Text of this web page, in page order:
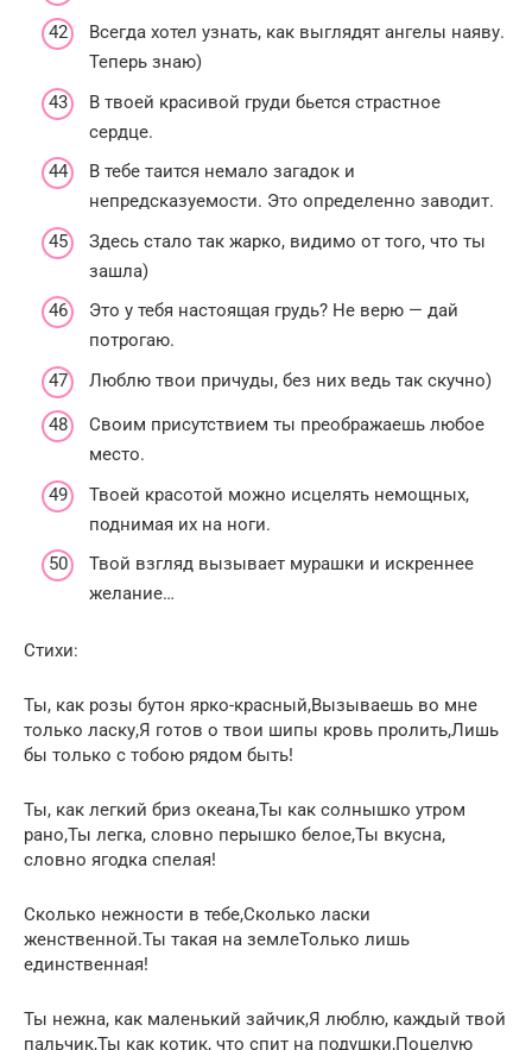
Всегда хотел узнать, как выглядят ангелы наяву.
Теперь знаю)
В твоей красивой груди бьется страстное
сердце.
В тебе таится немало загадок и
непредсказуемости. Это определенно заводит.
Здесь стало так жарко, видимо от того, что ты
зашла)
Это у тебя настоящая грудь? Не верю — дай
потрогаю.
Люблю твои причуды, без них ведь так скучно)
Своим присутствием ты преображаешь любое
место.
Твоей красотой можно исцелять немощных,
поднимая их на ноги.
Твой взгляд вызывает мурашки и искреннее
желание…
Стихи:
Ты, как розы бутон ярко-красный,Вызываешь во мне
только ласку,Я готов о твои шипы кровь пролить,Лишь
бы только с тобою рядом быть!
Ты, как легкий бриз океана,Ты как солнышко утром
рано,Ты легка, словно перышко белое,Ты вкусна,
словно ягодка спелая!
Сколько нежности в тебе,Сколько ласки
женственной.Ты такая на землеТолько лишь
единственная!
Ты нежна, как маленький зайчик,Я люблю, каждый твой
пальчик,Ты как котик, что спит на подушки,Поцелую